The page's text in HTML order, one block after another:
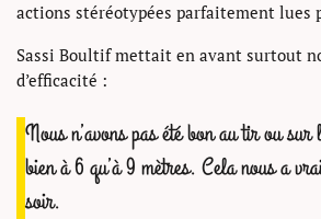
actions stéréotypées parfaitement lues
Sassi Boultif mettait en avant surtout
d’efficacité :
Nous n’avons pas été bon au tir ou sur
bien à 6 qu’à 9 mètres. Cela nous a
soir.